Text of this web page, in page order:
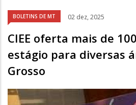
BOLETINS DE MT 02 dez, 2025
CIEE oferta mais de
estágio para diversas
Grosso
Áudio